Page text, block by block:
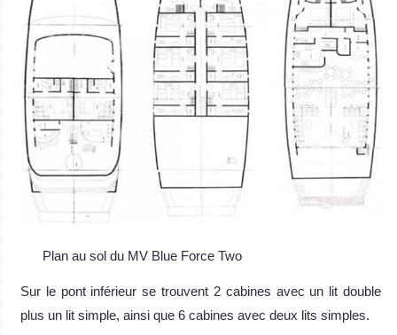
Plan au sol du MV Blue Force Two
Sur le pont inférieur se trouvent 2 cabines avec un lit double
plus un lit simple, ainsi que 6 cabines avec deux lits simples.